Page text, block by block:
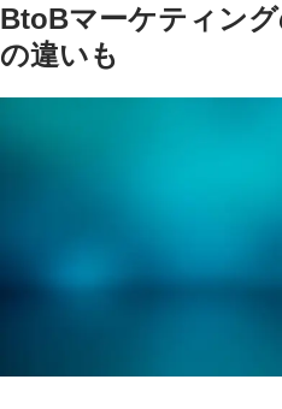
BtoBマーケティン
の違いも